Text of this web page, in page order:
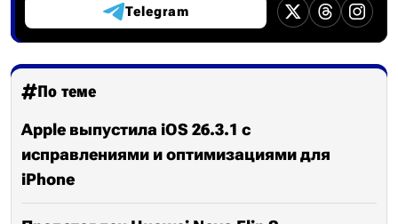
Telegram
По теме
Apple выпустила iOS 26.3.1 с
исправлениями и оптимизациями для
iPhone